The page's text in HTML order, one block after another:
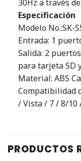
30Hz a través
Especificación
Modelo No.:SK-
Entrada: 1
Salida: 2
para tarjeta SD
Material: ABS
Compatibilidad
/ Vista / 7 / 8/10
PRODUCTOS